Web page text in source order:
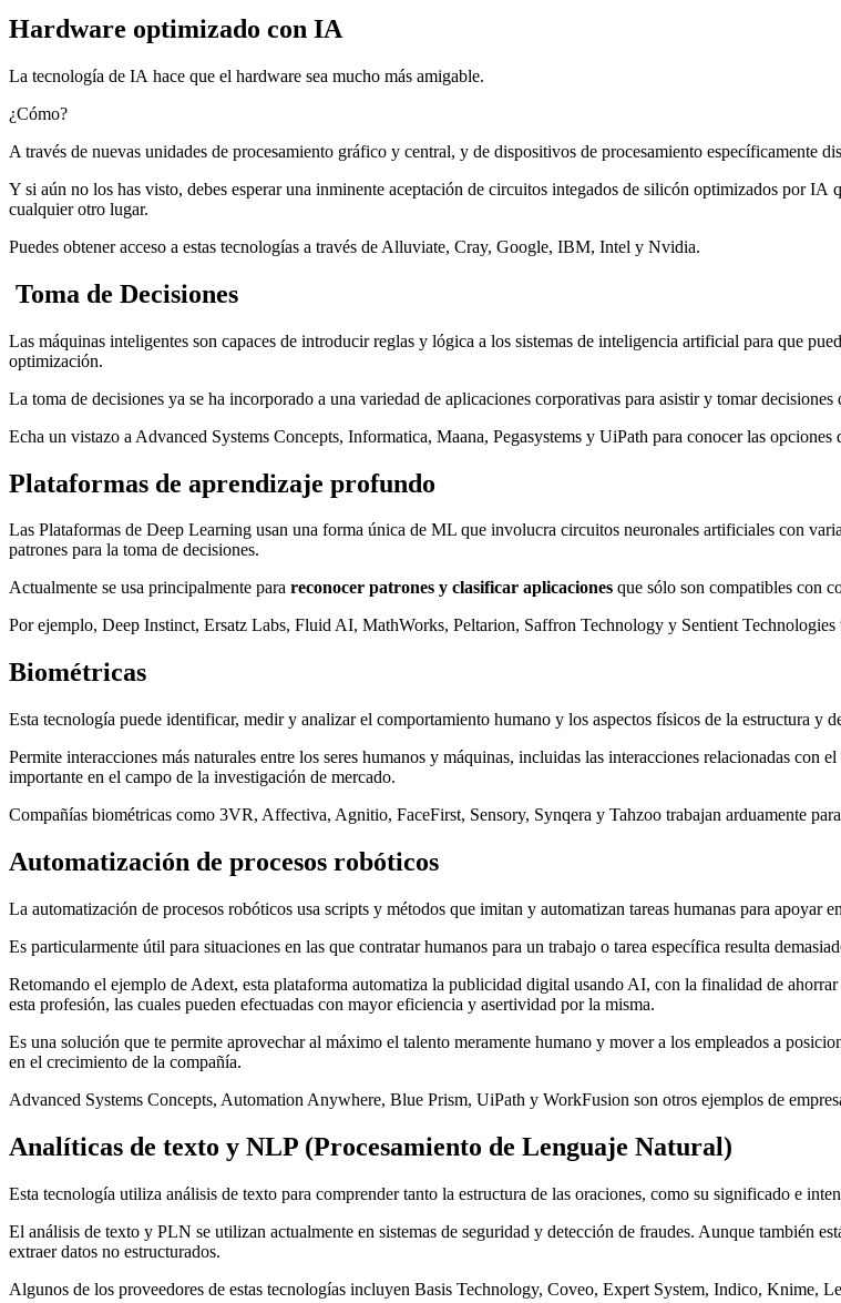
Hardware optimizado con IA
La tecnología de IA hace que el hardware sea mucho más amigable.
¿Cómo?
A través de nuevas unidades de procesamiento gráfico y central, y de dispositivos de procesamiento específicamente
Y si aún no los has visto, debes esperar una inminente aceptación de circuitos integados de silicón optimizados por IA
cualquier otro lugar.
Puedes obtener acceso a estas tecnologías a través de Alluviate, Cray, Google, IBM, Intel y Nvidia.
Toma de Decisiones
Las máquinas inteligentes son capaces de introducir reglas y lógica a los sistemas de inteligencia artificial para que
optimización.
La toma de decisiones ya se ha incorporado a una variedad de aplicaciones corporativas para asistir y tomar
Echa un vistazo a Advanced Systems Concepts, Informatica, Maana, Pegasystems y UiPath para conocer las opciones
Plataformas de aprendizaje profundo
Las Plataformas de Deep Learning usan una forma única de ML que involucra circuitos neuronales artificiales con
patrones para la toma de decisiones.
Actualmente se usa principalmente para reconocer patrones y clasificar aplicaciones que sólo son compatibles con
Por ejemplo, Deep Instinct, Ersatz Labs, Fluid AI, MathWorks, Peltarion, Saffron Technology y Sentient Technologies
Biométricas
Esta tecnología puede identificar, medir y analizar el comportamiento humano y los aspectos físicos de la estructura y
Permite interacciones más naturales entre los seres humanos y máquinas, incluidas las interacciones relacionadas
importante en el campo de la investigación de mercado.
Compañías biométricas como 3VR, Affectiva, Agnitio, FaceFirst, Sensory, Synqera y Tahzoo trabajan arduamente para
Automatización de procesos robóticos
La automatización de procesos robóticos usa scripts y métodos que imitan y automatizan tareas humanas para apoyar
Es particularmente útil para situaciones en las que contratar humanos para un trabajo o tarea específica resulta
Retomando el ejemplo de Adext, esta plataforma automatiza la publicidad digital usando AI, con la finalidad de
esta profesión, las cuales pueden efectuadas con mayor eficiencia y asertividad por la misma.
Es una solución que te permite aprovechar al máximo el talento meramente humano y mover a los empleados a
en el crecimiento de la compañía.
Advanced Systems Concepts, Automation Anywhere, Blue Prism, UiPath y WorkFusion son otros ejemplos de
Analíticas de texto y NLP (Procesamiento de Lenguaje Natural)
Esta tecnología utiliza análisis de texto para comprender tanto la estructura de las oraciones, como su significado e
El análisis de texto y PLN se utilizan actualmente en sistemas de seguridad y detección de fraudes. Aunque también
extraer datos no estructurados.
Algunos de los proveedores de estas tecnologías incluyen Basis Technology, Coveo, Expert System, Indico, Knime,